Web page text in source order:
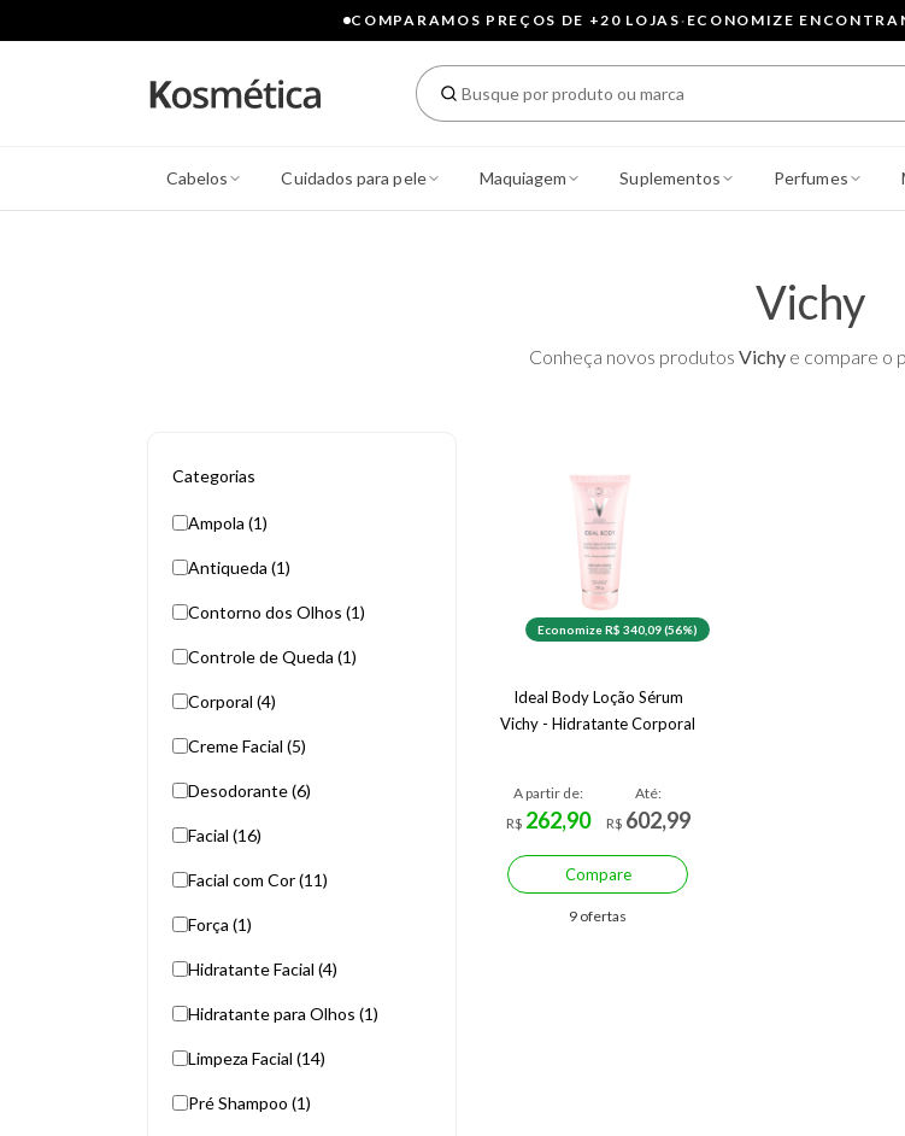
COMPARAMOS PREÇOS DE +20 LOJAS· ECONOMIZE
Cabelos Cuidados para pele Maquiagem Suplementos Perfumes
Vichy
Conheça novos produtos Vichy e compare o
Categorias
Ampola (1)
Antiqueda (1)
Contorno dos Olhos (1)
Controle de Queda (1)
Corporal (4)
Creme Facial (5)
Desodorante (6)
Facial (16)
Facial com Cor (11)
Força (1)
Hidratante Facial (4)
Hidratante para Olhos (1)
Limpeza Facial (14)
Pré Shampoo (1)
Economize R$ 340,09 (56%)
Ideal Body Loção Sérum
Vichy - Hidratante Corporal
A partir de:
R$ 262,90
Até:
R$ 602,99
Compare
9 ofertas